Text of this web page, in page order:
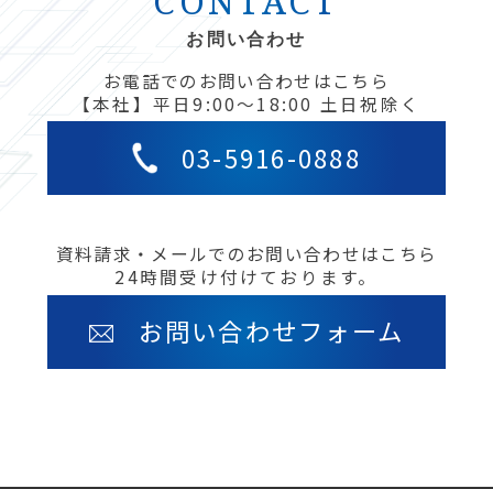
お問い合わせ
お電話でのお問い合わせはこちら
【本社】平日9:00〜18:00 土日祝除く
03-5916-0888
資料請求・メールでのお問い合わせはこちら
24時間受け付けております。
お問い合わせフォーム